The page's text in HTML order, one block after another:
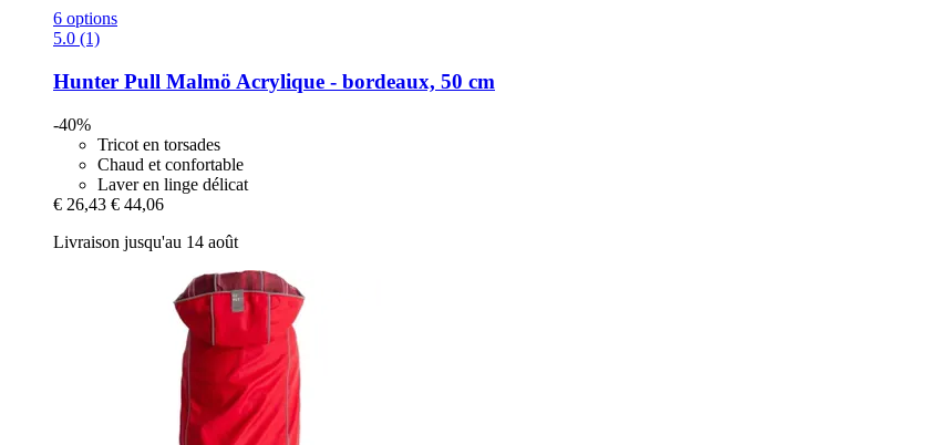
6 options
5.0 (1)
Hunter Pull Malmö Acrylique -​ bordeaux, 50 cm
-40%
Tricot en torsades
Chaud et confortable
Laver en linge délicat
€ 26,43 € 44,06
Livraison jusqu'au 14 août